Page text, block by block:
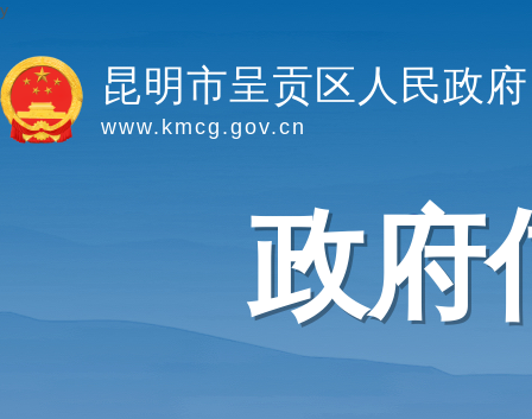
y
昆明市呈贡区人民政府
www.kmcg.gov.cn
政府